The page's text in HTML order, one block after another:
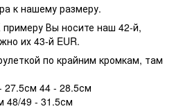
к нашему размеру.
Вы носите наш 42-й,
их 43-й EUR.
по крайним кромкам, там
27.5см 44 - 28.5см
48/49 - 31.5см